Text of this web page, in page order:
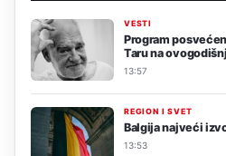
VESTI
Program
Taru na
13:57
REGION I SVET
Balgija najveći
13:53